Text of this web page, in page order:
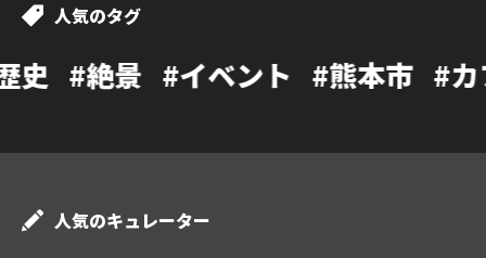
人気のタグ
#イベント #熊本市 #カフェ #温泉
人気のキュレーター